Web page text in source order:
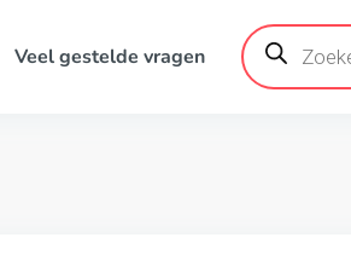
Veel gestelde vragen
Products
search